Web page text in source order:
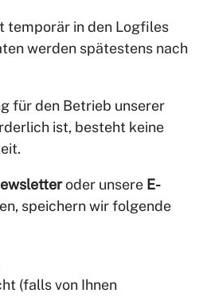
temporär in den Logfiles
werden spätestens nach
für den Betrieb unserer
ist, besteht keine
oder unsere E-
speichern wir folgende
(falls von Ihnen